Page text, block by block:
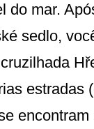
do mar.
sedlo,
estradas